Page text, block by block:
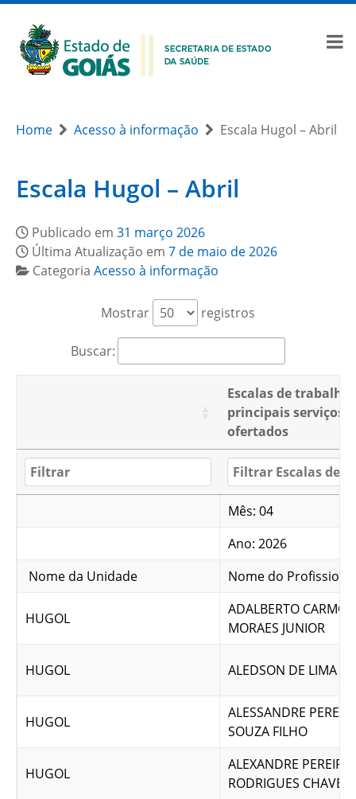
Home Acesso à informação Escala Hugol – Abril
Escala Hugol – Abril
Publicado em 31 março 2026
Última Atualização em 7 de maio de 2026
Categoria Acesso à informação
Mostrar registros
Buscar:
Escalas de trabalho
principais serviços
ofertados
Mês: 04
Ano: 2026
Nome da Unidade
Nome do
HUGOL
ADALBERTO CARMO
MORAES JUNIOR
HUGOL ALEDSON DE LIMA
HUGOL
ALESSANDRE
SOUZA FILHO
HUGOL
ALEXANDRE PEREIRA
RODRIGUES CHAVES